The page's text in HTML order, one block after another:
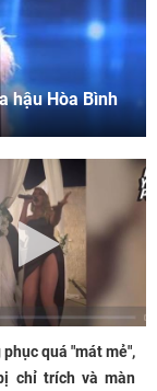
hậu Hòa Bình
quá "mát mẻ",
chỉ trích và màn